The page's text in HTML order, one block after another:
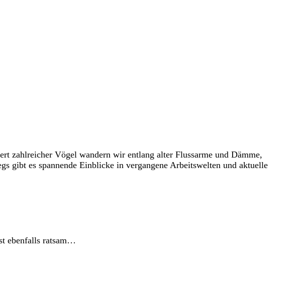
zahlreicher Vögel wandern wir entlang alter Flussarme und Dämme,
gibt es spannende Einblicke in vergangene Arbeitswelten und aktuelle
ebenfalls ratsam…